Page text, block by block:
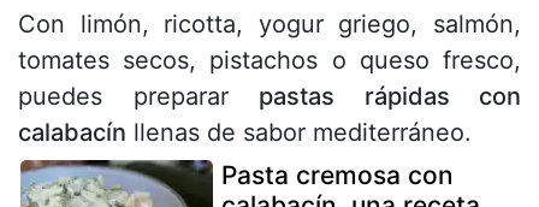
Con limón, ricotta, yogur griego, salmón,
tomates secos, pistachos o queso fresco,
puedes preparar pastas rápidas con
calabacín llenas de sabor mediterráneo.
Pasta cremosa con